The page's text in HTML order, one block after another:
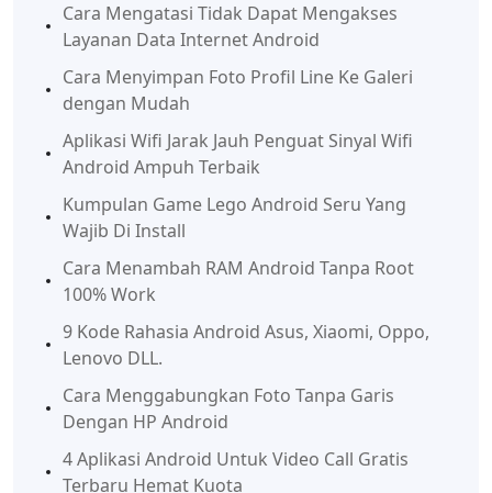
Cara Mengatasi Tidak Dapat Mengakses
Layanan Data Internet Android
Cara Menyimpan Foto Profil Line Ke Galeri
dengan Mudah
Aplikasi Wifi Jarak Jauh Penguat Sinyal Wifi
Android Ampuh Terbaik
Kumpulan Game Lego Android Seru Yang
Wajib Di Install
Cara Menambah RAM Android Tanpa Root
100% Work
9 Kode Rahasia Android Asus, Xiaomi, Oppo,
Lenovo DLL.
Cara Menggabungkan Foto Tanpa Garis
Dengan HP Android
4 Aplikasi Android Untuk Video Call Gratis
Terbaru Hemat Kuota